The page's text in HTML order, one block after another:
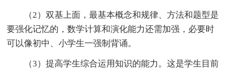
（2）双基上面，最基本概念和规律、方法和题型是
要强化记忆的，数学计算和演化能力还需加强，必要时
可以像初中、小学生一强制背诵。
（3）提高学生综合运用知识的能力。这是学生目前